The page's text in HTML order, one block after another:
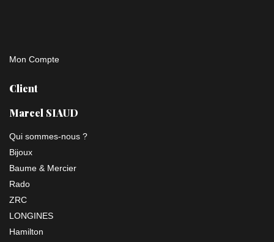
Mon Compte
Client
Marcel SIAUD
Qui sommes-nous ?
Bijoux
Baume & Mercier
Rado
ZRC
LONGINES
Hamilton